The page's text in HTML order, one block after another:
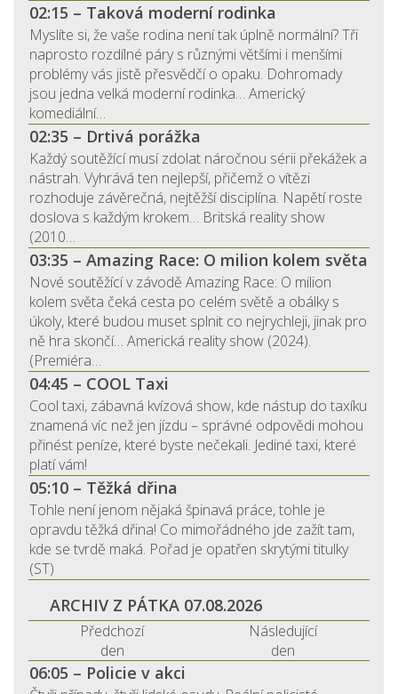
02:15 – Taková moderní rodinka
Myslíte si, že vaše rodina není tak úplně normální? Tři
naprosto rozdílné páry s různými většími i menšími
problémy vás jistě přesvědčí o opaku. Dohromady
jsou jedna velká moderní rodinka… Americký
komediální…
02:35 – Drtivá porážka
Každý soutěžící musí zdolat náročnou sérii překážek a
nástrah. Vyhrává ten nejlepší, přičemž o vítězi
rozhoduje závěrečná, nejtěžší disciplína. Napětí roste
doslova s každým krokem… Britská reality show
(2010…
03:35 – Amazing Race: O milion kolem světa
Nové soutěžící v závodě Amazing Race: O milion
kolem světa čeká cesta po celém světě a obálky s
úkoly, které budou muset splnit co nejrychleji, jinak pro
ně hra skončí… Americká reality show (2024).
(Premiéra…
04:45 – COOL Taxi
Cool taxi, zábavná kvízová show, kde nástup do taxíku
znamená víc než jen jízdu – správné odpovědi mohou
přinést peníze, které byste nečekali. Jediné taxi, které
platí vám!
05:10 – Těžká dřina
Tohle není jenom nějaká špinavá práce, tohle je
opravdu těžká dřina! Co mimořádného jde zažít tam,
kde se tvrdě maká. Pořad je opatřen skrytými titulky
(ST)
ARCHIV Z PÁTKA 07.08.2026
Předchozí
den
Následující
den
06:05 – Policie v akci